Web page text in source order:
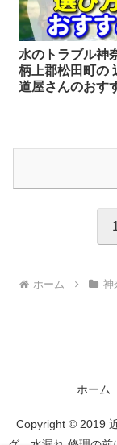
水のトラブル神
柄上郡松田町の
道屋さんのおす
ホーム 神
ホーム
Copyright © 2019